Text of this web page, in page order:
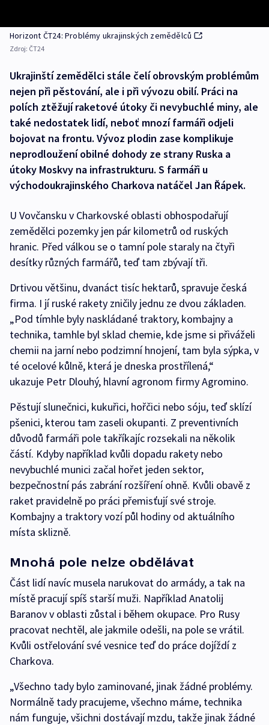
Horizont ČT24: Problémy ukrajinských zemědělců
Zdroj: ČT24
Ukrajinští zemědělci stále čelí obrovským problémům
nejen při pěstování, ale i při vývozu obilí. Práci na
polích ztěžují raketové útoky či nevybuchlé miny, ale
také nedostatek lidí, neboť mnozí farmáři odjeli
bojovat na frontu. Vývoz plodin zase komplikuje
neprodloužení obilné dohody ze strany Ruska a
útoky Moskvy na infrastrukturu. S farmáři u
východoukrajinského Charkova natáčel Jan Řápek.
U Vovčansku v Charkovské oblasti obhospodařují
zemědělci pozemky jen pár kilometrů od ruských
hranic. Před válkou se o tamní pole staraly na čtyři
desítky různých farmářů, teď tam zbývají tři.
Drtivou většinu, dvanáct tisíc hektarů, spravuje česká
firma. I jí ruské rakety zničily jednu ze dvou základen.
„Pod tímhle byly naskládané traktory, kombajny a
technika, tamhle byl sklad chemie, kde jsme si přiváželi
chemii na jarní nebo podzimní hnojení, tam byla sýpka, v
té ocelové kůlně, která je dneska prostřílená,“
ukazuje Petr Dlouhý, hlavní agronom firmy Agromino.
Pěstují slunečnici, kukuřici, hořčici nebo sóju, teď sklízí
pšenici, kterou tam zaseli okupanti. Z preventivních
důvodů farmáři pole takříkajíc rozsekali na několik
částí. Kdyby například kvůli dopadu rakety nebo
nevybuchlé munici začal hořet jeden sektor,
bezpečnostní pás zabrání rozšíření ohně. Kvůli obavě z
raket pravidelně po práci přemisťují své stroje.
Kombajny a traktory vozí půl hodiny od aktuálního
místa sklizně.
Mnohá pole nelze obdělávat
Část lidí navíc musela narukovat do armády, a tak na
místě pracují spíš starší muži. Například Anatolij
Baranov v oblasti zůstal i během okupace. Pro Rusy
pracovat nechtěl, ale jakmile odešli, na pole se vrátil.
Kvůli ostřelování své vesnice teď do práce dojíždí z
Charkova.
„Všechno tady bylo zaminované, jinak žádné problémy.
Normálně tady pracujeme, všechno máme, technika
nám funguje, všichni dostávají mzdu, takže jinak žádné